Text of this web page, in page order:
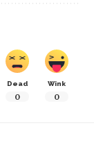
Dead
0
Wink
0